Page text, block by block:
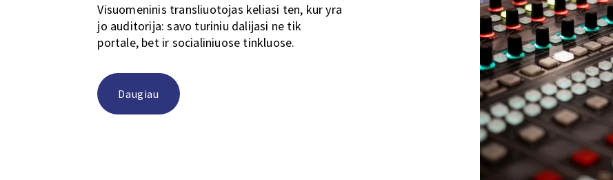
Visuomeninis transliuotojas keliasi ten, kur yra
jo auditorija: savo turiniu dalijasi ne tik
portale, bet ir socialiniuose tinkluose.
Daugiau